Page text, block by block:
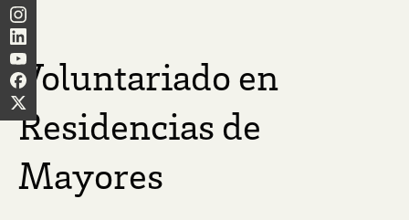
Voluntariado en
Residencias de
Mayores